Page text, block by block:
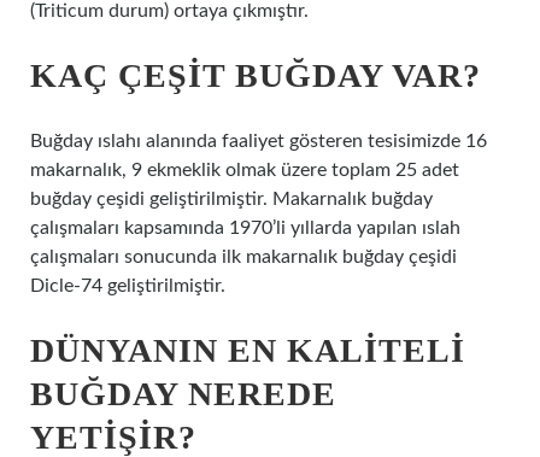
(Triticum durum) ortaya çıkmıştır.
KAÇ ÇEŞIT BUĞDAY VAR?
Buğday ıslahı alanında faaliyet gösteren tesisimizde 16
makarnalık, 9 ekmeklik olmak üzere toplam 25 adet
buğday çeşidi geliştirilmiştir. Makarnalık buğday
çalışmaları kapsamında 1970’li yıllarda yapılan ıslah
çalışmaları sonucunda ilk makarnalık buğday çeşidi
Dicle-74 geliştirilmiştir.
DÜNYANIN EN KALITELI
BUĞDAY NEREDE
YETIŞIR?